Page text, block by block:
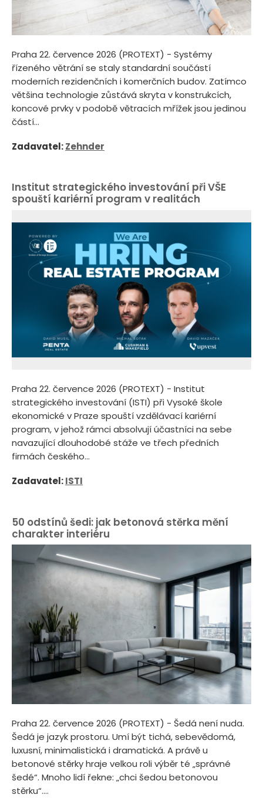
Praha 22. července 2026 (PROTEXT) - Systémy
řízeného větrání se staly standardní součástí
moderních rezidenčních i komerčních budov. Zatímco
většina technologie zůstává skryta v konstrukcích,
koncové prvky v podobě větracích mřížek jsou jedinou
částí...
Zadavatel:Zehnder
Institut strategického investování při VŠE
spouští kariérní program v realitách
Praha 22. července 2026 (PROTEXT) - Institut
strategického investování (ISTI) při Vysoké škole
ekonomické v Praze spouští vzdělávací kariérní
program, v jehož rámci absolvují účastníci na sebe
navazující dlouhodobé stáže ve třech předních
firmách českého...
Zadavatel:ISTI
50 odstínů šedi: jak betonová stěrka mění
charakter interiéru
Praha 22. července 2026 (PROTEXT) - Šedá není nuda.
Šedá je jazyk prostoru. Umí být tichá, sebevědomá,
luxusní, minimalistická i dramatická. A právě u
betonové stěrky hraje velkou roli výběr té „správné
šedé“. Mnoho lidí řekne: „chci šedou betonovou
stěrku“....